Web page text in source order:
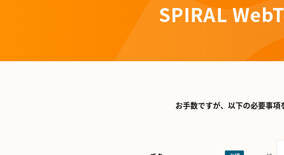
SPIRAL
お手数ですが、以下の必要事項